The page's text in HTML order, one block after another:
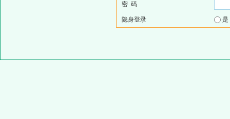
密 码
隐身登录